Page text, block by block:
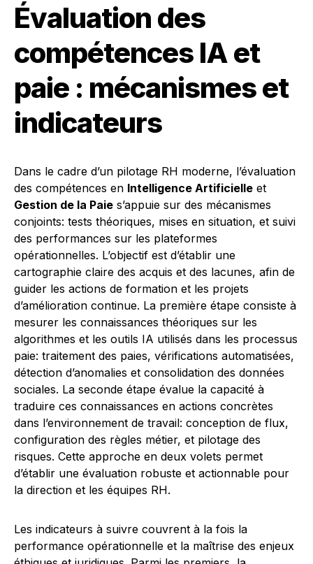
Évaluation des
compétences IA et
paie : mécanismes et
indicateurs
Dans le cadre d’un pilotage RH moderne, l’évaluation
des compétences en Intelligence Artificielle et
Gestion de la Paie s’appuie sur des mécanismes
conjoints: tests théoriques, mises en situation, et suivi
des performances sur les plateformes
opérationnelles. L’objectif est d’établir une
cartographie claire des acquis et des lacunes, afin de
guider les actions de formation et les projets
d’amélioration continue. La première étape consiste à
mesurer les connaissances théoriques sur les
algorithmes et les outils IA utilisés dans les processus
paie: traitement des paies, vérifications automatisées,
détection d’anomalies et consolidation des données
sociales. La seconde étape évalue la capacité à
traduire ces connaissances en actions concrètes
dans l’environnement de travail: conception de flux,
configuration des règles métier, et pilotage des
risques. Cette approche en deux volets permet
d’établir une évaluation robuste et actionnable pour
la direction et les équipes RH.
Les indicateurs à suivre couvrent à la fois la
performance opérationnelle et la maîtrise des enjeux